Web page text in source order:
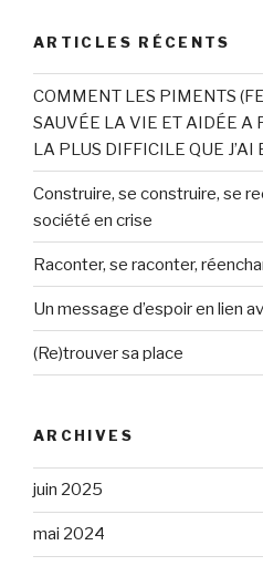
ARTICLES RÉCENTS
COMMENT LES PIMENTS
SAUVÉE LA VIE ET AIDÉE A
LA PLUS DIFFICILE QUE
Construire, se construire, se
société en crise
Raconter, se raconter,
Un message d’espoir en lien
(Re)trouver sa place
ARCHIVES
juin 2025
mai 2024